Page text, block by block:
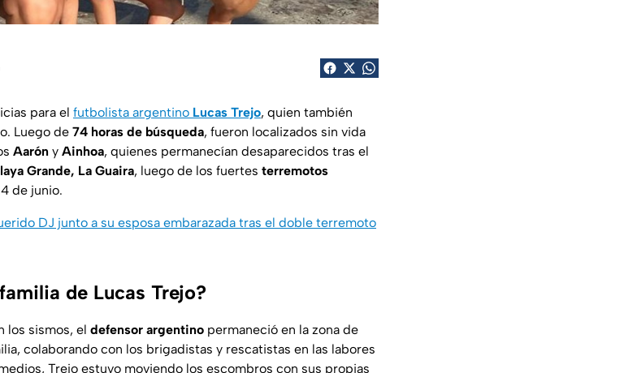
para el futbolista argentino Lucas Trejo, quien también
Luego de 74 horas de búsqueda, fueron localizados sin vida
Aarón y Ainhoa, quienes permanecían desaparecidos tras el
Grande, La Guaira, luego de los fuertes terremotos
de junio.
DJ junto a su esposa embarazada tras el doble terremoto
de Lucas Trejo?
los sismos, el defensor argentino permaneció en la zona de
colaborando con los brigadistas y rescatistas en las labores
Trejo estuvo moviendo los escombros con sus propias